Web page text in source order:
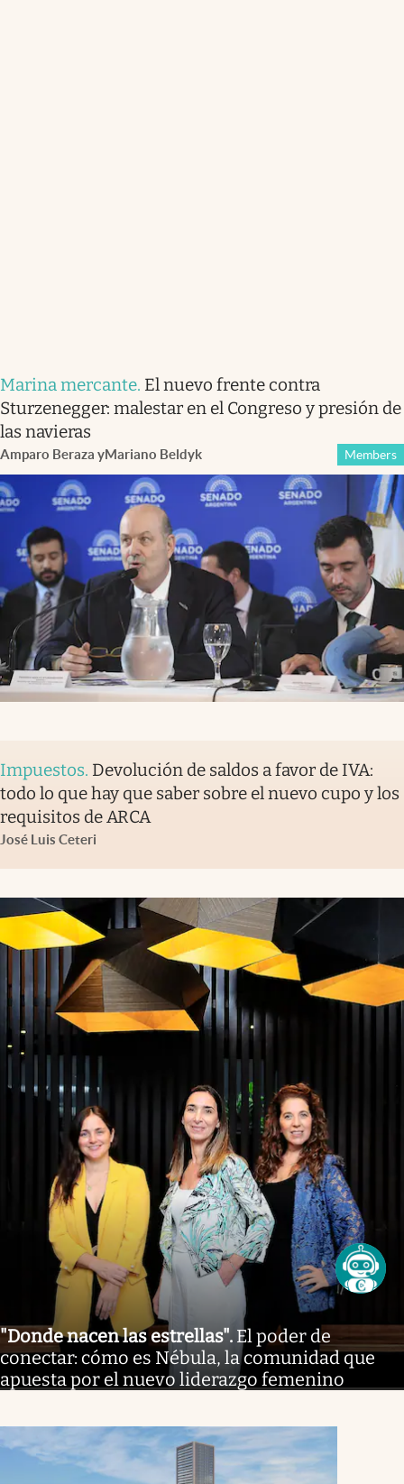
Marina mercante. El nuevo frente contra
Sturzenegger: malestar en el Congreso y presión de
las navieras
Amparo Beraza yMariano Beldyk Members
Impuestos. Devolución de saldos a favor de IVA:
todo lo que hay que saber sobre el nuevo cupo y los
requisitos de ARCA
José Luis Ceteri
"Donde nacen las estrellas". El poder de
conectar: cómo es Nébula, la comunidad que
apuesta por el nuevo liderazgo femenino